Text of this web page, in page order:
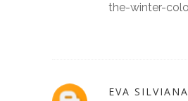
the-winter-
EVA